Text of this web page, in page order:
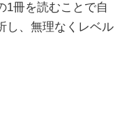
1冊を読むことで自
し、無理なくレベル